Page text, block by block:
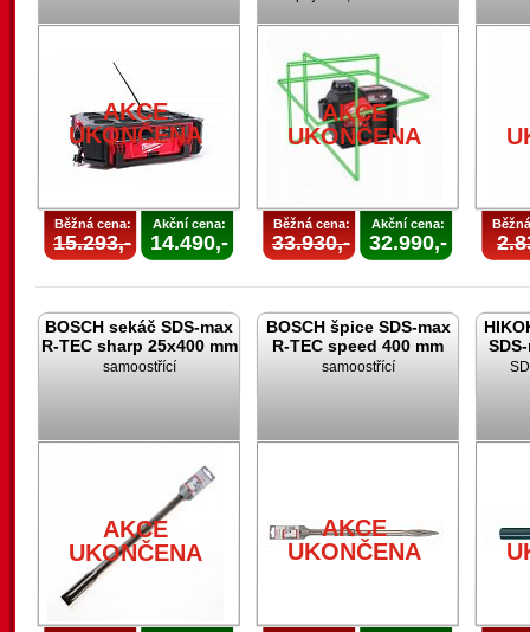
AKCE
UKONČENA
Běžná cena:
15.293,-
Akční cena:
14.490,-
AKCE
UKONČENA
Běžná cena:
33.930,-
Akční cena:
32.990,-
BOSCH sekáč SDS-max
R-TEC sharp 25x400 mm
samoostřící
AKCE
UKONČENA
BOSCH špice SDS-max
R-TEC speed 400 mm
samoostřící
AKCE
UKONČENA